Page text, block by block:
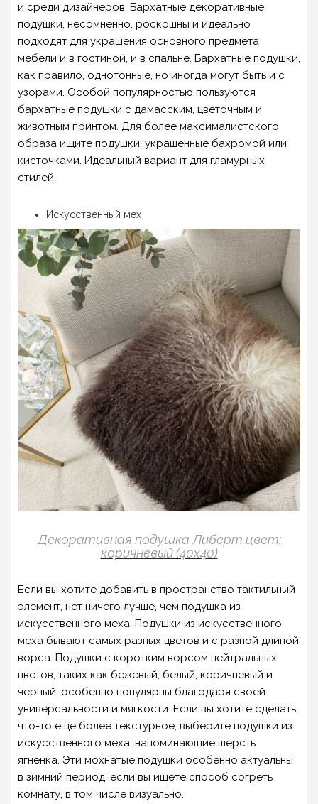
и среди дизайнеров. Бархатные декоративные
подушки, несомненно, роскошны и идеально
подходят для украшения основного предмета
мебели и в гостиной, и в спальне. Бархатные подушки,
как правило, однотонные, но иногда могут быть и с
узорами. Особой популярностью пользуются
бархатные подушки с дамасским, цветочным и
животным принтом. Для более максималистского
образа ищите подушки, украшенные бахромой или
кисточками. Идеальный вариант для гламурных
стилей.
Искусственный мех
Декоративная подушка Либерт цвет:
коричневый (40х40)
Если вы хотите добавить в пространство тактильный
элемент, нет ничего лучше, чем подушка из
искусственного меха. Подушки из искусственного
меха бывают самых разных цветов и с разной длиной
ворса. Подушки с коротким ворсом нейтральных
цветов, таких как бежевый, белый, коричневый и
черный, особенно популярны благодаря своей
универсальности и мягкости. Если вы хотите сделать
что-то еще более текстурное, выберите подушки из
искусственного меха, напоминающие шерсть
ягненка. Эти мохнатые подушки особенно актуальны
в зимний период, если вы ищете способ согреть
комнату, в том числе визуально.